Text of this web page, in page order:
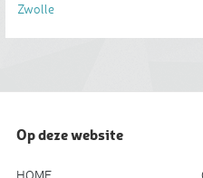
Zwolle
Op deze website
HOME